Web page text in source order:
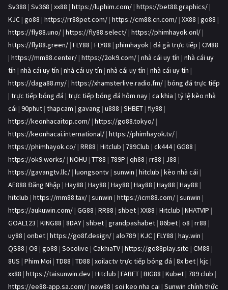
Sv388 | Sv368 | xx88 | https://luphim.com/ | https://bet88.graphics/ |
KJC | go88 | https://rr88pet.com/ | https://cm88.cn.com/ | XX88 | go88 |
https://fly88.uno/ | https://fly88.select/ | https://phimhayok.onl/ |
https://fly88.green/ | FLY88 | FLY88 | phimhayok | đá gà trực tiếp | CM88
| https://mm88.center/ | https://2ok9.com/ | nhà cái uy tín | nhà cái uy
tín | nhà cái uy tín | nhà cái uy tín | nhà cái uy tín | nhà cái uy tín |
https://daga88.my/ | https://xhamsterlive.radio.fm/ | bóng đá trực tiếp
| trực tiếp bóng đá | trực tiếp bóng đá hôm nay | ca khia | tỷ lệ kèo nhà
cái | 90phut | thapcam | gavang | u888 | SHBET | fly88 |
https://keonhacaitop.com/ | https://go88.tokyo/ |
https://keonhacai.international/ | https://phimhayok.tv/ |
https://phimhayok.co/ | RR88 | Hitclub | 789Club | ck444| GG88 |
https://ok9.works/ | NOHU | TT88 | 789P | qh88 | rr88 | J88 |
https://gavangtv.llc/ | luongsontv | sunwin | hitclub | kèo nhà cái |
AE888 Đăng Nhập | Hay88 | Hay88 | Hay88 | Hay88 | Hay88 | Hay88 |
hitclub | https://mm88.tax/ | sunwin | https://icm88.com/ | sunwin |
https://aukuwin.com/ | GG88 | RR88 | shbet | XX88 | Hitclub | NHATVIP |
GOAL123 | KING88 | 8DAY | shbet | grandpashabet | 86bet | o8 | rr88 |
uy88 | onbet | https://go8f.design/ | alo789 | KJC | FLY88 | hay.win |
QS88 | O8 | go88 | Socolive | CakhiaTV | https://go88play.site | CM88 |
8US | Phim Moi | TD88 | TD88 | xoilactv trực tiếp bóng đá | 8x bet | kjc |
xx88 | https://taisunwin.dev | Hitclub | FABET | BIG88 | Kubet | 789 club |
https://ee88-app.sa.com/ | new88 | soi keo nha cai | Sunwin chính thức